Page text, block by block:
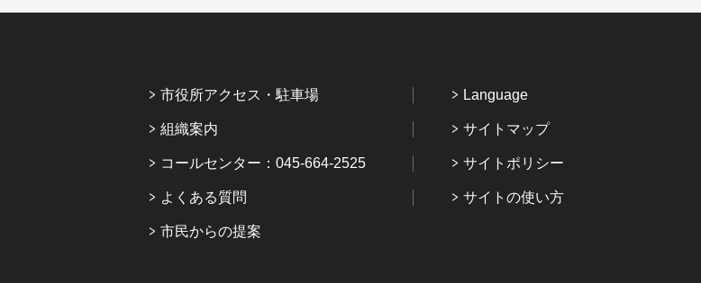
市役所アクセス・駐車場
組織案内
コールセンター：045-664-2525
よくある質問
市民からの提案
Language
サイトマップ
サイトポリシー
サイトの使い方